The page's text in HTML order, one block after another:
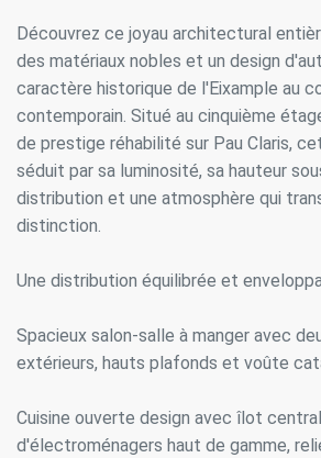
Découvrez ce joyau architectural
des matériaux nobles et un design
caractère historique de l'Eixample au
contemporain. Situé au cinquième
de prestige réhabilité sur Pau Claris,
séduit par sa luminosité, sa hauteur
distribution et une atmosphère qui
distinction.
Une distribution équilibrée et
Spacieux salon-salle à manger avec
extérieurs, hauts plafonds et voûte
Cuisine ouverte design avec îlot
d'électroménagers haut de gamme,